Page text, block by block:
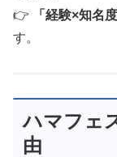
👉
「経験×知名
す。
ハマフェ
由